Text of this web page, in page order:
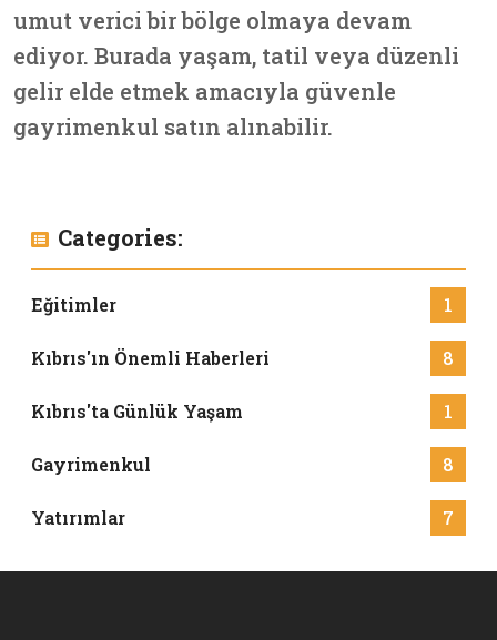
umut verici bir bölge olmaya devam
ediyor. Burada yaşam, tatil veya düzenli
gelir elde etmek amacıyla güvenle
gayrimenkul satın alınabilir.
Categories:
Eğitimler 1
Kıbrıs'ın Önemli Haberleri 8
Kıbrıs'ta Günlük Yaşam 1
Gayrimenkul 8
Yatırımlar 7